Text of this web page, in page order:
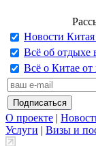
Новости Китая
Всё об отдыхе
Всё о Китае от
О проекте |
Услуги | Визы и